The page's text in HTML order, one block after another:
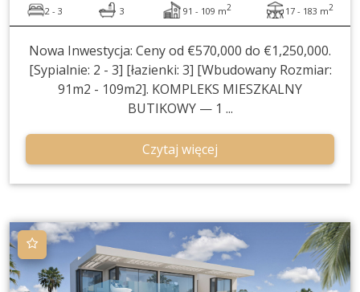
2 - 3 3 91 - 109 m2 17 - 183 m2
Nowa Inwestycja: Ceny od €570,000 do €1,250,000.
[Sypialnie: 2 - 3] [łazienki: 3] [Wbudowany Rozmiar:
91m2 - 109m2]. KOMPLEKS MIESZKALNY
BUTIKOWY — 1 ...
Czytaj więcej